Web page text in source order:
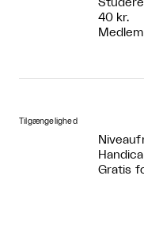
40 kr.
Tilgængelighed
Gratis